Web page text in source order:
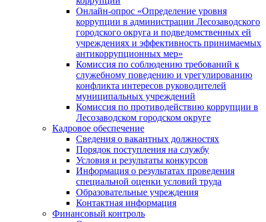
Онлайн-опрос «Определение уровня
коррупции в администрации Лесозаводского
городского округа и подведомственных ей
учреждениях и эффективность принимаемых
антикоррупционных мер»
Комиссия по соблюдению требований к
служебному поведению и урегулированию
конфликта интересов руководителей
муниципальных учреждений
Комиссия по противодействию коррупции в
Лесозаводском городском округе
Кадровое обеспечение
Сведения о вакантных должностях
Порядок поступления на службу
Условия и результаты конкурсов
Информация о результатах проведения
специальной оценки условий труда
Образовательные учреждения
Контактная информация
Финансовый контроль